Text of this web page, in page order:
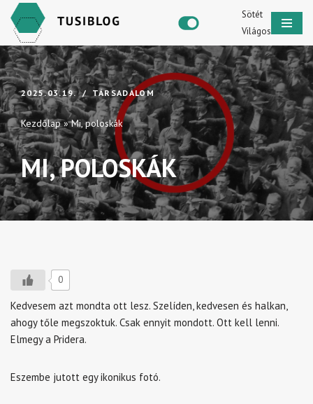
Skip
to
content
Sötét
Világos
2025.03.19. TÁRSADALOM
Kezdőlap»Mi, poloskák
MI, POLOSKÁK
0
Kedvesem azt mondta ott lesz. Szelíden, kedvesen és halkan,
ahogy tőle megszoktuk. Csak ennyit mondott. Ott kell lenni.
Elmegy a Pridera.
Eszembe jutott egy ikonikus fotó.